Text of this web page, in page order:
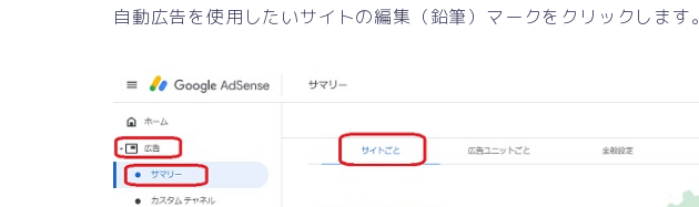
自動広告を使用したいサイトの編集（鉛筆）マークをクリックします。